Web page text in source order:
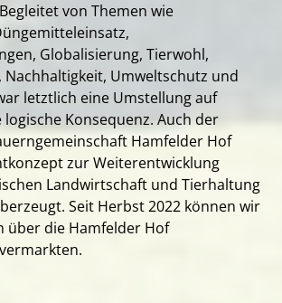
von Themen wie
Globalisierung, Tierwohl,
Nachhaltigkeit, Umweltschutz und
letztlich eine Umstellung auf
Konsequenz. Auch der
Hamfelder Hof
zur Weiterentwicklung
Landwirtschaft und Tierhaltung
Seit Herbst 2022 können wir
über die Hamfelder Hof